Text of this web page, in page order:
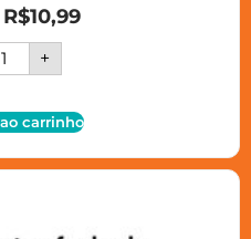
R$10,99
+
carrinho